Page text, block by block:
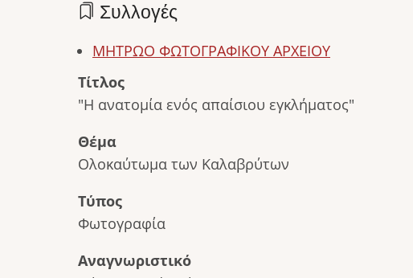
Συλλογές
ΜΗΤΡΩΟ ΦΩΤΟΓΡΑΦΙΚΟΥ ΑΡΧΕΙΟΥ
Τίτλος
"Η ανατομία ενός απαίσιου εγκλήματος"
Θέμα
Ολοκαύτωμα των Καλαβρύτων
Τύπος
Φωτογραφία
Αναγνωριστικό